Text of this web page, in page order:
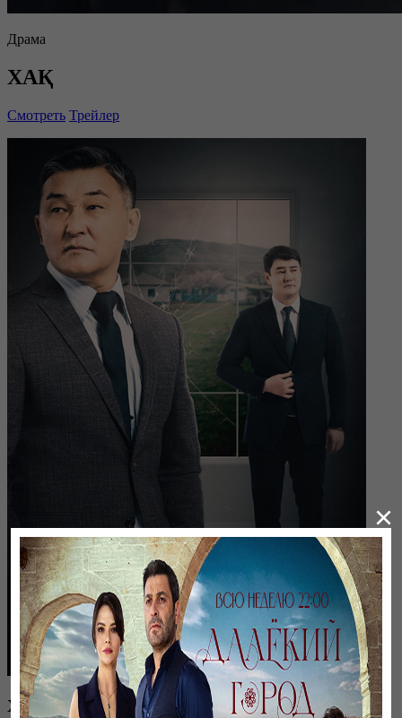
Драма
ХАҚ
Смотреть Трейлер
ХАҚ
×